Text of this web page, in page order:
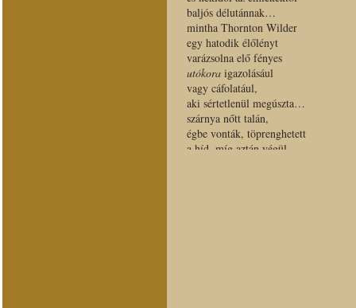
baljós délutánnak…
mintha Thornton Wilder
egy hatodik élőlényt
varázsolna elő fényes
utókora igazolásául
vagy cáfolatául,
aki sértetlenül megúszta…
szárnya nőtt talán,
égbe vonták, töprenghetett
a híd, míg aztán végül